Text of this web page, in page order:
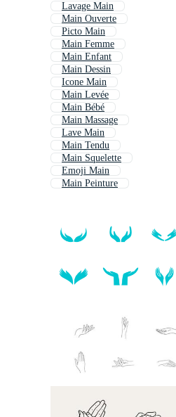
Lavage Main
Main Ouverte
Picto Main
Main Femme
Main Enfant
Main Dessin
Icone Main
Main Levée
Main Bébé
Main Massage
Lave Main
Main Tendu
Main Squelette
Emoji Main
Main Peinture